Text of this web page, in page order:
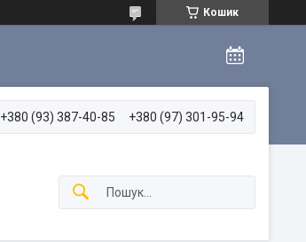
Кошик
+380 (93) 387-40-85 +380 (97) 301-95-94